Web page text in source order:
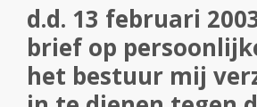
d.d. 13 februari
brief op
het bestuur mij